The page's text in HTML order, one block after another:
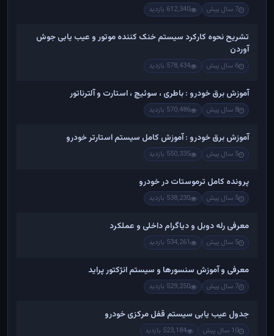
7 سال پیش 612,340 بازدید
تشریح نحوه کارکرد سیستم خنک کننده موتور و عیب یابی جوش
آوردن
6 سال پیش 578,434 بازدید
آموزش برق خودرو : باطری ، سوئیچ ، استارت و آلترناتور
8 سال پیش 570,486 بازدید
آموزش برق خودرو : آموزش کامل سیستم استارتر خودرو
5 سال پیش 550,335 بازدید
پرونده کامل ترموستات در خودرو
5 سال پیش 538,230 بازدید
معرفی رله دوبل و دیاگرام داخلی و عملکرد
5 سال پیش 534,261 بازدید
معرفی و آموزش سنسورها و سیستم انژکتور پراید
7 سال پیش 529,250 بازدید
جدول عیب یابی سیستم قفل مرکزی خودرو
10 سال پیش 523,184 بازدید